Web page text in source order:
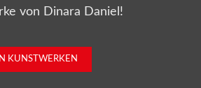
von Dinara Daniel!
KUNSTWERKEN